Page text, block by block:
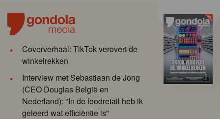
Coververhaal: TikTok verovert de
winkelrekken
Interview met Sebastiaan de Jong
(CEO Douglas België en
Nederland): "In de foodretail heb ik
geleerd wat efficiëntie is"